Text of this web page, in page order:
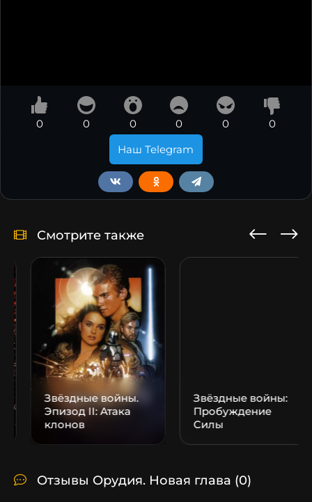
0 0 0 0 0
0
Наш Telegram
Смотрите также
Звёздные войны:
Пробуждение
Силы
Братья из Гримсби
Отзывы Орудия. Новая глава (0)